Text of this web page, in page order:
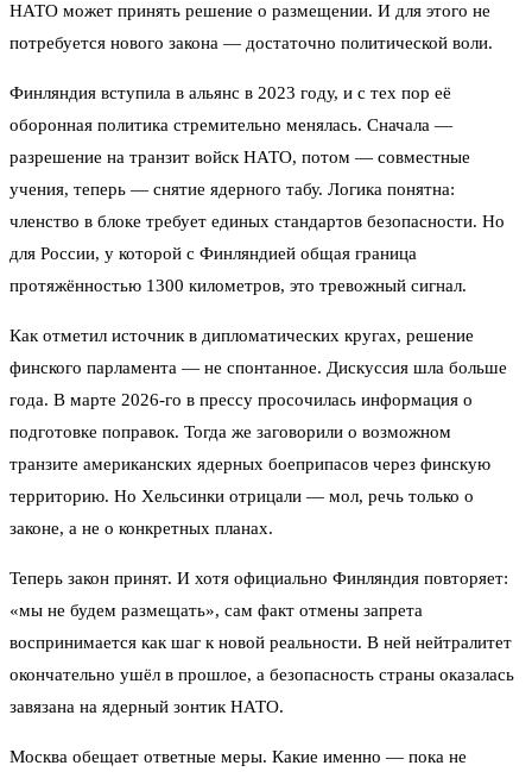
НАТО может принять решение о размещении. И для этого не
потребуется нового закона — достаточно политической воли.
Финляндия вступила в альянс в 2023 году, и с тех пор её
оборонная политика стремительно менялась. Сначала —
разрешение на транзит войск НАТО, потом — совместные
учения, теперь — снятие ядерного табу. Логика понятна:
членство в блоке требует единых стандартов безопасности. Но
для России, у которой с Финляндией общая граница
протяжённостью 1300 километров, это тревожный сигнал.
Как отметил источник в дипломатических кругах, решение
финского парламента — не спонтанное. Дискуссия шла больше
года. В марте 2026‑го в прессу просочилась информация о
подготовке поправок. Тогда же заговорили о возможном
транзите американских ядерных боеприпасов через финскую
территорию. Но Хельсинки отрицали — мол, речь только о
законе, а не о конкретных планах.
Теперь закон принят. И хотя официально Финляндия повторяет:
«мы не будем размещать», сам факт отмены запрета
воспринимается как шаг к новой реальности. В ней нейтралитет
окончательно ушёл в прошлое, а безопасность страны оказалась
завязана на ядерный зонтик НАТО.
Москва обещает ответные меры. Какие именно — пока не